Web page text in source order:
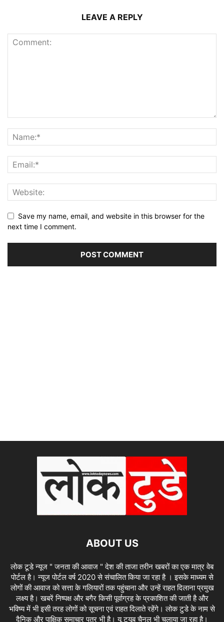
LEAVE A REPLY
Save my name, email, and website in this browser for the
next time I comment.
ABOUT US
लोक टूडे न्यूज " जनता की आवाज " देश की ताजा तरीन खबरों का एक मात्र वेब
पोर्टल है। न्यूज पोर्टल वर्ष 2020 से संचालित किया जा रहा है । इसके माध्यम से
लोगों की आवाज को सत्ता के गलियारों तक पहुंचाना और उन्हें राहत दिलाना प्रमुख
लक्ष्य है। खबरें निष्पक्ष और बगैर किसी पूर्वाग्रह के प्रकाशित की जाती है और
भविष्य में भी इसी तरह लोगों को सूचना एवं राहत दिलाते रहेंगे। लोक टुडे के नाम से
दैनिक और पाक्षिक समाचार पत्र भी है। यू ट्यूब चैनल भी चलाया जा रहा है।